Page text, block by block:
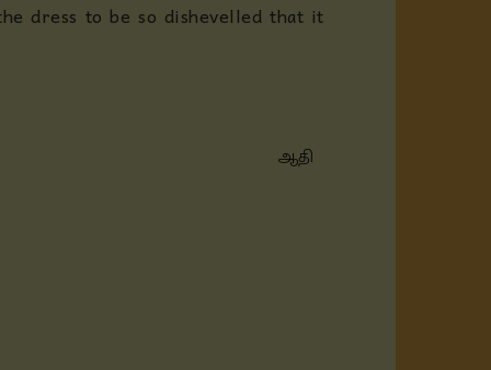
dress to be so dishevelled that it
ஆதி